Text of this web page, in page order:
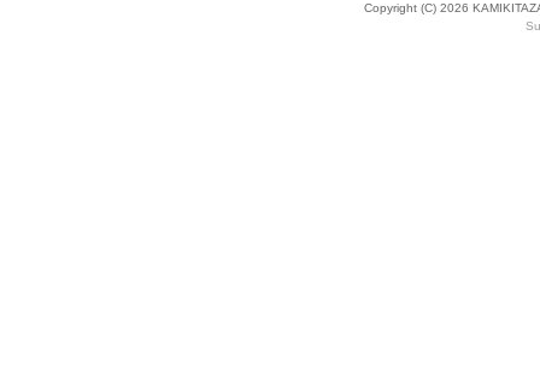
Copyright (C) 2026